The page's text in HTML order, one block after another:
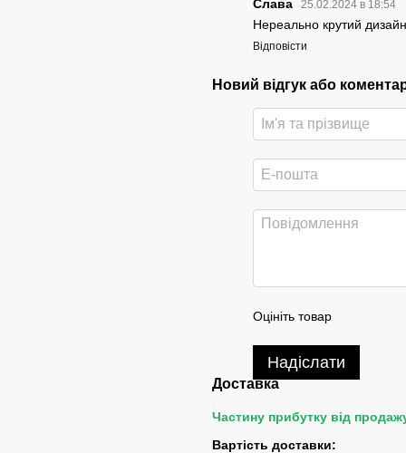
Слава 25.02.2024 в 18:54
Нереально крутий
Відповісти
Новий відгук або
Оцініть товар
Надіслати
Доставка
Частину прибутку від
Вартість доставки: